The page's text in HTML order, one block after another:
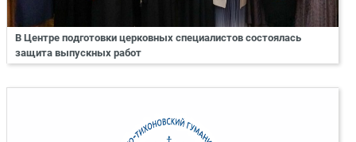
В Центре подготовки церковных специалистов состоялась
защита выпускных работ